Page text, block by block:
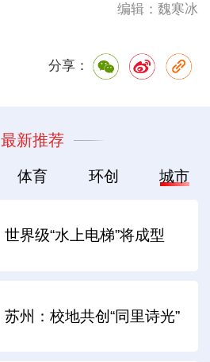
编辑：魏寒冰
分享：
最新推荐
体育 环创 城市
世界级“水上电梯”将成型
苏州：校地共创“同里诗光”